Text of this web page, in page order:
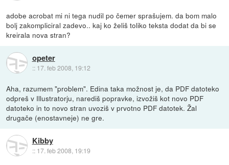
adobe acrobat mi ni tega nudil po čemer sprašujem. da bom malo
bolj zakompliciral zadevo.. kaj ko želiš toliko teksta dodat da bi se
kreirala nova stran?
opeter
:: 17. feb 2008, 19:12
Aha, razumem "problem". Edina taka možnost je, da PDF datoteko
odpreš v Illustratorju, narediš popravke, izvožiš kot novo PDF
datoteko in to novo stran uvoziš v prvotno PDF datotek. Žal
drugače (enostavneje) ne gre.
Kibby
:: 17. feb 2008, 19:19